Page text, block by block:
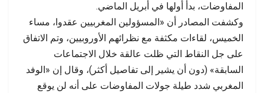
المفاوضات، بدأ أولها في أبريل الماضي.
وكشفت المصادر أن «المسؤولين المغربيين عقدوا، مساء
الخميس، لقاءات مكثفة مع نظرائهم الأوروبيين، وتم الاتفاق
على جل النقاط التي ظلت عالقة خلال الاجتماعات
السابقة» (دون أن يشير إلى تفاصيل أكثر)، وقال إن «الوفد
المغربي شدد طيلة جولات المفاوضات على أنه لن يوقع